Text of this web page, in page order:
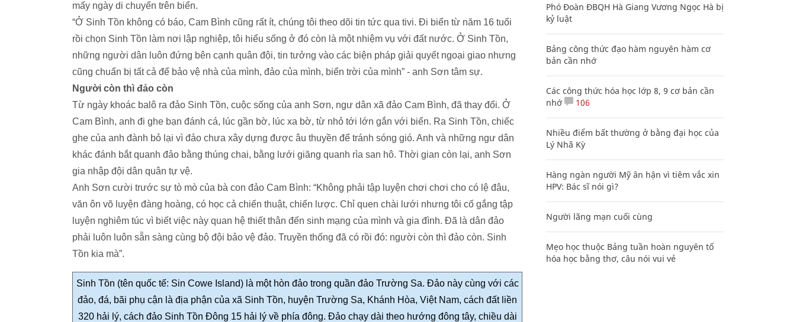
mấy ngày di chuyển trên biển.
“Ở Sinh Tồn không có báo, Cam Bình cũng rất ít, chúng tôi theo dõi tin tức qua tivi. Đi biển từ năm 16 tuổi
rồi chọn Sinh Tồn làm nơi lập nghiệp, tôi hiểu sống ở đó còn là một nhiệm vụ với đất nước. Ở Sinh Tồn,
những người dân luôn đứng bên cạnh quân đội, tin tưởng vào các biện pháp giải quyết ngoại giao nhưng
cũng chuẩn bị tất cả để bảo vệ nhà của mình, đảo của mình, biển trời của mình” - anh Sơn tâm sự.
Người còn thì đảo còn
Từ ngày khoác balô ra đảo Sinh Tồn, cuộc sống của anh Sơn, ngư dân xã đảo Cam Bình, đã thay đổi. Ở
Cam Bình, anh đi ghe bạn đánh cá, lúc gần bờ, lúc xa bờ, từ nhỏ tới lớn gắn với biển. Ra Sinh Tồn, chiếc
ghe của anh đành bỏ lại vì đảo chưa xây dựng được âu thuyền để tránh sóng gió. Anh và những ngư dân
khác đánh bắt quanh đảo bằng thúng chai, bằng lưới giăng quanh rìa san hô. Thời gian còn lại, anh Sơn
gia nhập đội dân quân tự vệ.
Anh Sơn cười trước sự tò mò của bà con đảo Cam Bình: “Không phải tập luyện chơi chơi cho có lệ đâu,
văn ôn võ luyện đàng hoàng, có học cả chiến thuật, chiến lược. Chỉ quen chài lưới nhưng tôi cố gắng tập
luyện nghiêm túc vì biết việc này quan hệ thiết thân đến sinh mạng của mình và gia đình. Đã là dân đảo
phải luôn luôn sẵn sàng cùng bộ đội bảo vệ đảo. Truyền thống đã có rồi đó: người còn thì đảo còn. Sinh
Tồn kia mà”.
Sinh Tồn (tên quốc tế: Sin Cowe Island) là một hòn đảo trong quần đảo Trường Sa. Đảo này cùng với các
đảo, đá, bãi phụ cận là địa phận của xã Sinh Tồn, huyện Trường Sa, Khánh Hòa, Việt Nam, cách đất liền
320 hải lý, cách đảo Sinh Tồn Đông 15 hải lý về phía đông. Đảo chạy dài theo hướng đông tây, chiều dài
Phó Đoàn ĐBQH Hà Giang Vương Ngọc Hà bị
kỷ luật
Bảng công thức đạo hàm nguyên hàm cơ
bản cần nhớ
Các công thức hóa học lớp 8, 9 cơ bản cần
nhớ
106
Nhiều điểm bất thường ở bằng đại học của
Lý Nhã Kỳ
Hàng ngàn người Mỹ ân hận vì tiêm vắc xin
HPV: Bác sĩ nói gì?
Người lãng mạn cuối cùng
Mẹo học thuộc Bảng tuần hoàn nguyên tố
hóa học bằng thơ, câu nói vui vẻ